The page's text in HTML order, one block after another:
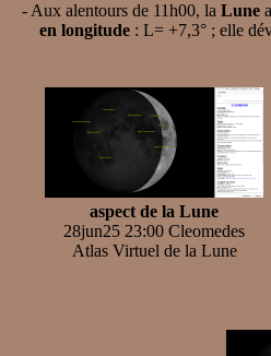
- Aux alentours de 11h00, la Lune
en longitude: L= +7,3° ; elle
aspect de la Lune
28jun25 23:00 Cleomedes
Atlas Virtuel de la Lune